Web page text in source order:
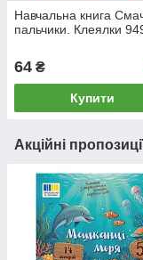
Навчальна книга
пальчики. Клеялки
64 ₴
Купити
Акційні